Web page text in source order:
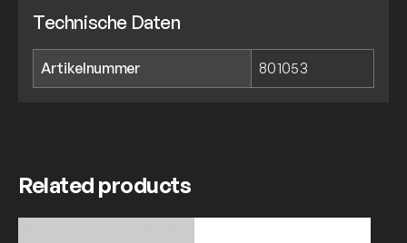
Technische Daten
Artikelnummer 801053
Related products